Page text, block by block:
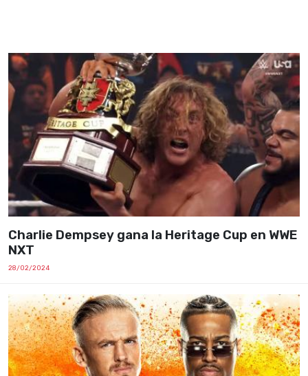
Charlie Dempsey gana la Heritage Cup en WWE
NXT
28/02/2024